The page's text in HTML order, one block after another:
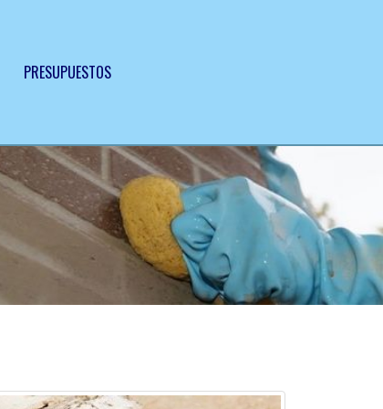
PRESUPUESTOS